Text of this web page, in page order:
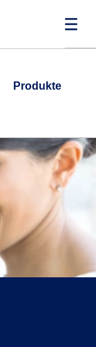
Produkte